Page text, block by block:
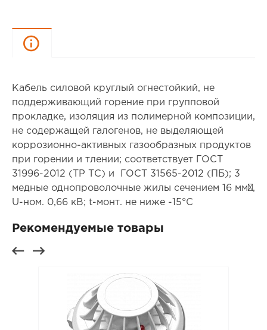
Кабель силовой круглый огнестойкий, не
поддерживающий горение при групповой
прокладке, изоляция из полимерной композиции,
не содержащей галогенов, не выделяющей
коррозионно-активных газообразных продуктов
при горении и тлении; соответствует ГОСТ
31996-2012 (ТР ТС) и ГОСТ 31565-2012 (ПБ); 3
медные однопроволочные жилы сечением 16 мм²,
U-ном. 0,66 кВ; t-монт. не ниже -15°С
Рекомендуемые товары